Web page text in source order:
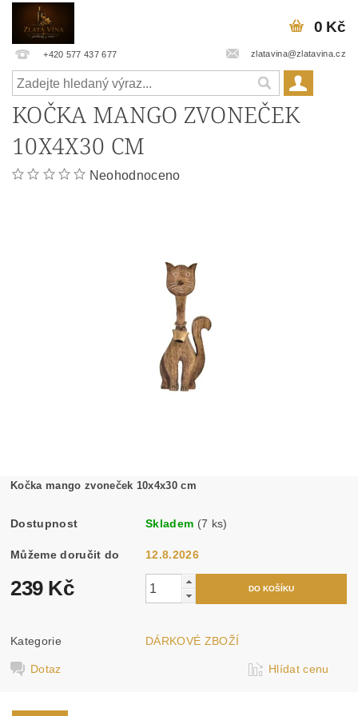
+420 577 437 677 zlatavina@zlatavina.cz
0 Kč
KOČKA MANGO ZVONEČEK
10X4X30 CM
Neohodnoceno
Kočka mango zvoneček 10x4x30 cm
Dostupnost Skladem (7 ks)
Můžeme doručit do 12.8.2026
239 Kč
Kategorie DÁRKOVÉ ZBOŽÍ
Dotaz Hlídat cenu